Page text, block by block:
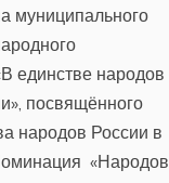
муниципального
единстве народов
посвящённого
народов России в
«Народов